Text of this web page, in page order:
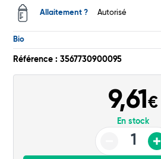
Allaitement ? Autorisé
Bio
Référence : 3567730900095
9,61€
En stock